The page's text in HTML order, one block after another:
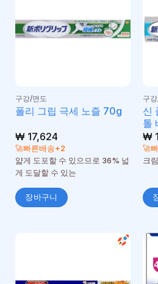
구강/면도
폴리 그립 극세 노즐 70g
₩17,624
🚀빠른배송+2
얇게 도포할 수 있으므로 36% 넓
게 도달할 수 있는
장바구니
구
신
톨
₩
🚀
크